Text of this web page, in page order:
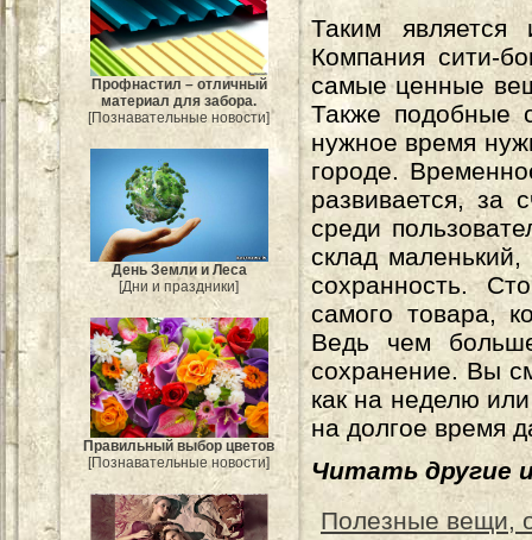
Профнастил – отличный
материал для забора.
[Познавательные новости]
День Земли и Леса
[Дни и праздники]
Правильный выбор цветов
[Познавательные новости]
Таким
Компания сити-
самые ценные
Также подобные
нужное время
городе.
развивается, за
среди
склад
сохранность.
самого товара,
Ведь чем
сохранение. Вы
как на неделю
на долгое время
Читать другие
Полезные вещи,